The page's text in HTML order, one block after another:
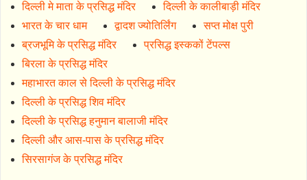
दिल्ली मे माता के प्रसिद्ध मंदिर
दिल्ली के कालीबाड़ी मंदिर
भारत के चार धाम
द्वादश ज्योतिर्लिंग
सप्त मोक्ष पुरी
ब्रजभूमि के प्रसिद्ध मंदिर
प्रसिद्ध इस्ककों टेंपल्स
बिरला के प्रसिद्ध मंदिर
महाभारत काल से दिल्ली के प्रसिद्ध मंदिर
दिल्ली के प्रसिद्ध शिव मंदिर
दिल्ली के प्रसिद्ध हनुमान बालाजी मंदिर
दिल्ली और आस-पास के प्रसिद्ध मंदिर
सिरसागंज के प्रसिद्ध मंदिर